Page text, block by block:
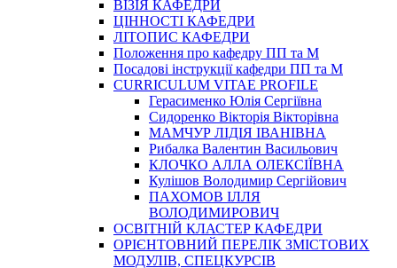
ВІЗІЯ КАФЕДРИ
ЦІННОСТІ КАФЕДРИ
ЛІТОПИС КАФЕДРИ
Положення про кафедру ПП та М
Посадові інструкції кафедри ПП та М
CURRICULUM VITAE PROFILE
Герасименко Юлія Сергіївна
Сидоренко Вікторія Вікторівна
МАМЧУР ЛІДІЯ ІВАНІВНА
Рибалка Валентин Васильович
КЛОЧКО АЛЛА ОЛЕКСІЇВНА
Кулішов Володимир Сергійович
ПАХОМОВ ІЛЛЯ
ВОЛОДИМИРОВИЧ
ОСВІТНІЙ КЛАСТЕР КАФЕДРИ
ОРІЄНТОВНИЙ ПЕРЕЛІК ЗМІСТОВИХ
МОДУЛІВ, СПЕЦКУРСІВ